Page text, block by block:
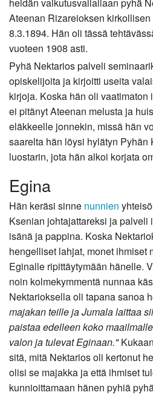
heidän vaikutusvallallaan pyhä
Ateenan Rizareioksen
8.3.1894. Hän oli tässä
vuoteen 1908 asti.
Pyhä Nektarios palveli
opiskelijoita ja kirjoitti useita
kirjoja. Koska hän oli
ei pitänyt Ateenan melusta ja
eläkkeelle jonnekin, missä hän
saarelta hän löysi hylätyn Pyhän
luostarin, jota hän alkoi korjata
Egina
Hän keräsi sinne nunnien
Ksenian johtajattareksi ja palveli
isänä ja pappina. Koska
hengelliset lahjat, monet ihmiset
Eginalle ripittäytymään hänelle.
noin kolmekymmentä nunnaa
Nektarioksella oli tapana sanoa
majakan teille ja Jumala laittaa
paistaa edelleen koko
valon ja tulevat Eginaan."
sitä, mitä Nektarios oli kertonut
olisi se majakka ja että ihmiset
kunnioittamaan hänen pyhiä